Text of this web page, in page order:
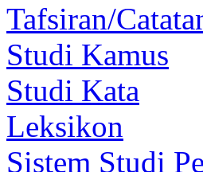
Tafsiran/
Studi Kamus
Studi Kata
Leksikon
Sistem Studi